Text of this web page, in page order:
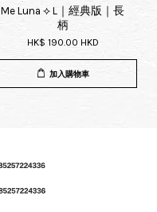
Me Luna ⟡ L｜經典版｜長
柄
HK$ 190.00 HKD
加入購物車